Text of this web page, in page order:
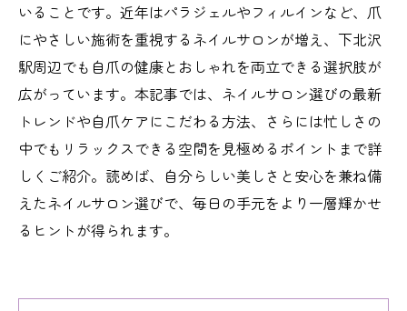
いることです。近年はパラジェルやフィルインなど、爪
にやさしい施術を重視するネイルサロンが増え、下北沢
駅周辺でも自爪の健康とおしゃれを両立できる選択肢が
広がっています。本記事では、ネイルサロン選びの最新
トレンドや自爪ケアにこだわる方法、さらには忙しさの
中でもリラックスできる空間を見極めるポイントまで詳
しくご紹介。読めば、自分らしい美しさと安心を兼ね備
えたネイルサロン選びで、毎日の手元をより一層輝かせ
るヒントが得られます。